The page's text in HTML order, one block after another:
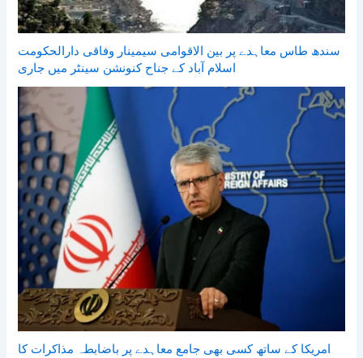
سندھ طاس معاہدے پر بین الاقوامی سیمینار وفاقی دارالحکومت
اسلام آباد کے جناح کنونشن سینٹر میں جاری
امریکا کے ساتھ کسی بھی جامع معاہدے پر باضابطہ مذاکرات کا